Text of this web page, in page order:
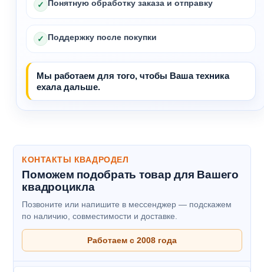
✓ Понятную обработку заказа и отправку
✓ Поддержку после покупки
Мы работаем для того, чтобы Ваша техника
ехала дальше.
КОНТАКТЫ КВАДРОДЕЛ
Поможем подобрать товар для Вашего
квадроцикла
Позвоните или напишите в мессенджер — подскажем
по наличию, совместимости и доставке.
Работаем с 2008 года